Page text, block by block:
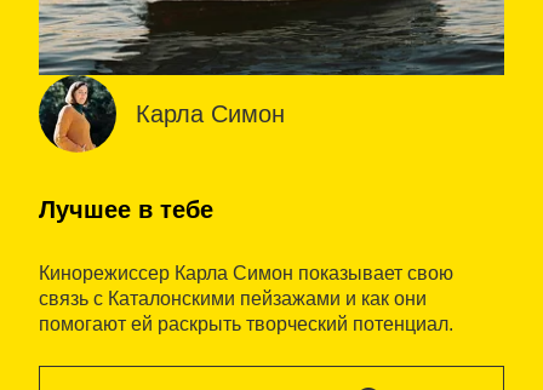
Карла Симон
Лучшее в тебе
Кинорежиссер Карла Симон показывает свою
связь с Каталонскими пейзажами и как они
помогают ей раскрыть творческий потенциал.